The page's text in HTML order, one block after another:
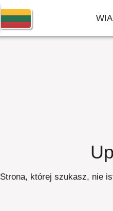
Strona, której szukasz, nie